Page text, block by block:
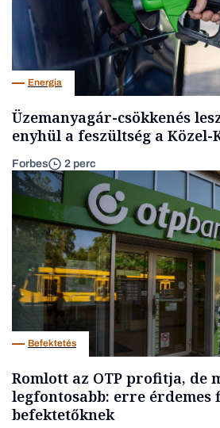
Energia
Üzemanyagár-csökkenés
enyhül a feszültség a Közel-
Forbes 2 perc
Befektetés
Romlott az OTP profitja, de
legfontosabb: erre érdemes
befektetőknek